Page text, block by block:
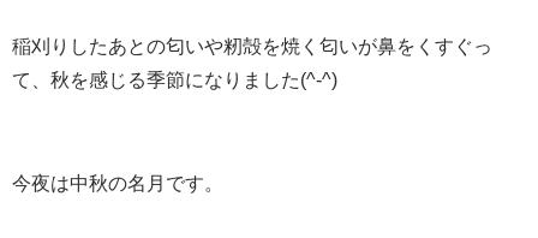
稲刈りしたあとの匂いや籾殻を焼く匂いが鼻をくすぐっ
て、秋を感じる季節になりました(^-^)
今夜は中秋の名月です。